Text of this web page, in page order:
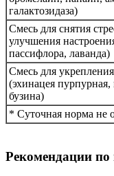
галактозидаза)
Смесь для снятия
улучшения
пассифлора, лаванда)
Смесь для
(эхинацея
бузина)
* Суточная норма не
Рекомендации